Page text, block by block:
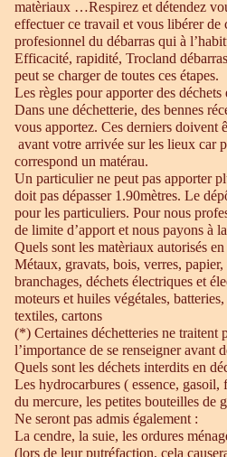
matèriaux …Respirez et détendez
effectuer ce travail et vous libérer de
profesionnel du débarras qui à
Efficacité, rapidité, Trocland
peut se charger de toutes ces étapes.
Les règles pour apporter des déchets
Dans une déchetterie, des bennes
vous apportez. Ces derniers doivent
avant votre arrivée sur les lieux car
correspond un matérau.
Un particulier ne peut pas apporter
doit pas dépasser 1.90mètres. Le
pour les particuliers. Pour nous
de limite d’apport et nous payons à
Quels sont les matèriaux autorisés
Métaux, gravats, bois, verres, papier,
branchages, déchets électriques et
moteurs et huiles végétales,
textiles, cartons
(*) Certaines déchetteries ne traitent
l’importance de se renseigner avant
Quels sont les déchets interdits en
Les hydrocarbures ( essence,
du mercure, les petites bouteilles de
Ne seront pas admis également :
La cendre, la suie, les ordures
(lors de leur putréfaction, cela